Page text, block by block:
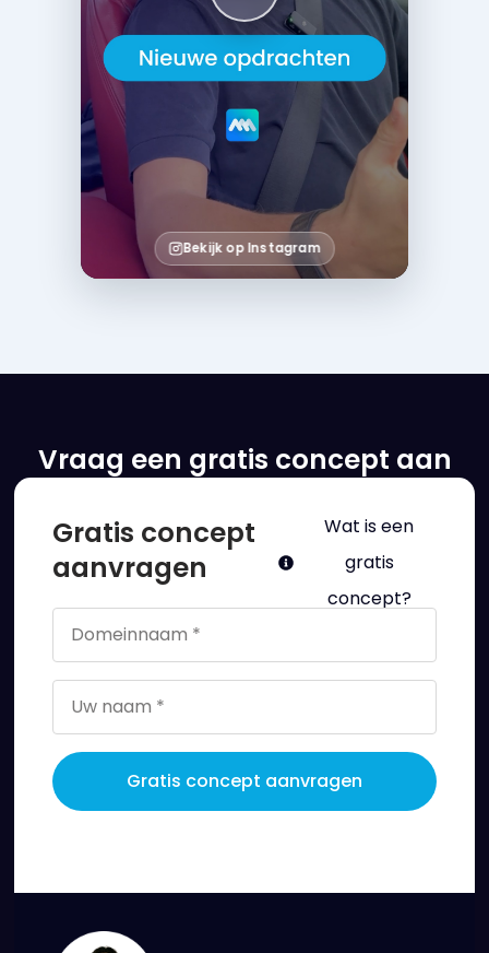
Bekijk op Instagram
Vraag een gratis concept aan
Gratis concept
aanvragen
Wat is een
gratis
concept?
Gratis concept aanvragen